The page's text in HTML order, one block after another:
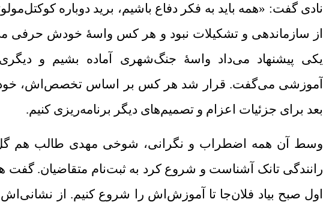
نادی گفت: «همه باید به فکر دفاع باشیم، برید دوباره
از سازماندهی و تشکیلات نبود و هر کس واسۀ خودش حرفی
یکی پیشنهاد می‌داد واسۀ جنگ‌شهری آماده بشیم و
آموزشی می‌گفت. قرار شد هر کس بر اساس تخصص‌اش،
بعد برای جزئیات اعزام و تصمیم‌های دیگر برنامه‌ریزی کنیم.
وسط آن همه اضطراب و نگرانی، شوخی مهدی طالب هم گل
رانندگی تانک آشناست و شروع کرد به ثبت‌نام متقاضیان. گفت
اول صبح بیاد فلان‌جا تا آموزش‌اش را شروع کنیم. از نشانی‌اش